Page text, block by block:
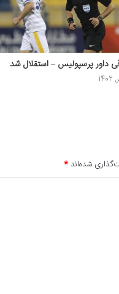
داور پرسپولیس – استقلال شد
شده‌اند*